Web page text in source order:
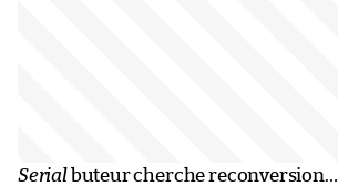
Serialbuteur cherche reconversion…